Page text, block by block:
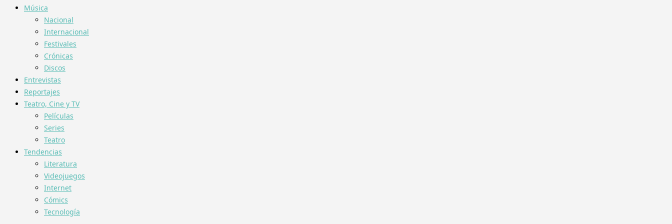
Música
Nacional
Internacional
Festivales
Crónicas
Discos
Entrevistas
Reportajes
Teatro, Cine y TV
Películas
Series
Teatro
Tendencias
Literatura
Videojuegos
Internet
Cómics
Tecnología